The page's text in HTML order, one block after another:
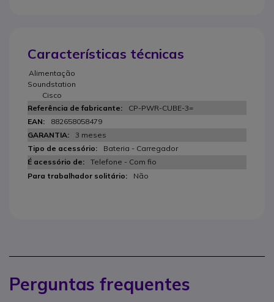
Características técnicas
Alimentação
Soundstation
Cisco
CP-PWR-CUBE-3=
882658058479
3 meses
Bateria - Carregador
Telefone - Com fio
Não
Perguntas frequentes